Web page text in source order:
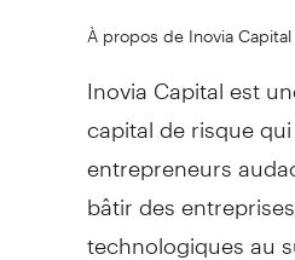
À propos de Inovia Capital
Inovia Capital est
capital de risque
entrepreneurs
bâtir des entreprises
technologiques au